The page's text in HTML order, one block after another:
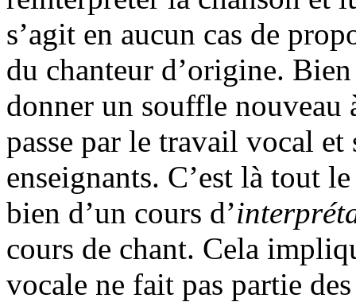
s’agit en aucun cas de
du chanteur d’origine.
donner un souffle nouveau
passe par le travail vocal et
enseignants. C’est là tout
bien d’un cours d’
cours de chant. Cela
vocale ne fait pas partie